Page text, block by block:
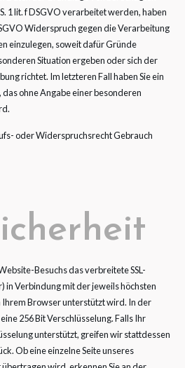
1 lit. f DSGVO verarbeitet werden, haben
Widerspruch gegen die Verarbeitung
einzulegen, soweit dafür Gründe
Situation ergeben oder sich der
richtet. Im letzteren Fall haben Sie ein
ohne Angabe einer besonderen
oder Widerspruchsrecht Gebrauch
Besuchs das verbreitete SSL-
in Verbindung mit der jeweils höchsten
Browser unterstützt wird. In der
256 Bit Verschlüsselung. Falls Ihr
unterstützt, greifen wir stattdessen
Ob eine einzelne Seite unseres